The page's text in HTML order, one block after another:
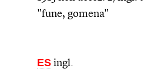
"fune, gomena"
ES ingl.